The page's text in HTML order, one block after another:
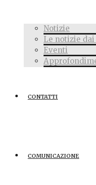
Notizie
Le notizie
Eventi
CONTATTI
COMUNICAZIONE